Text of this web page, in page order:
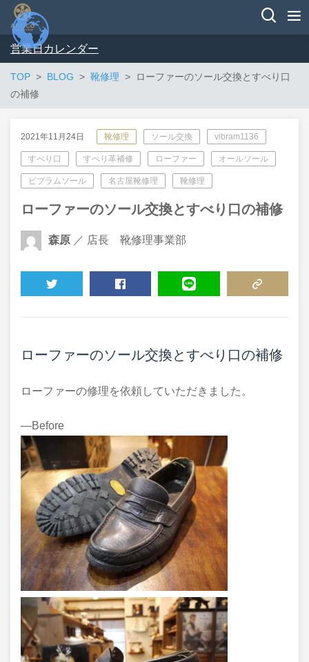
営業日カレンダー
TOP BLOG 靴修理
ローファーのソール交換とすべり口
の補修
2021年11月24日 靴修理 ソール交換 vibram1136
すべり口 すべり革補修 ローファー オールソール
ビブラムソール 名古屋靴修理 靴修理
ローファーのソール交換とすべり口の補修
森原 ／ 店長 靴修理事業部
ローファーのソール交換とすべり口の補修
ローファーの修理を依頼していただきました。
―Before